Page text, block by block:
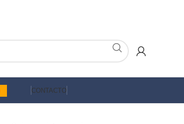
CONTACTO